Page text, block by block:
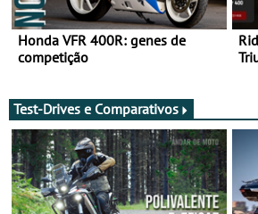
Honda VFR 400R: genes de
competição
Test-Drives e Comparativos